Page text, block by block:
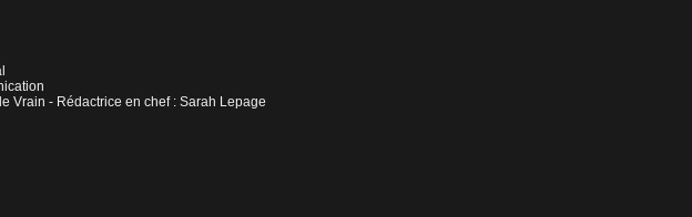
Vrain - Rédactrice en chef : Sarah Lepage